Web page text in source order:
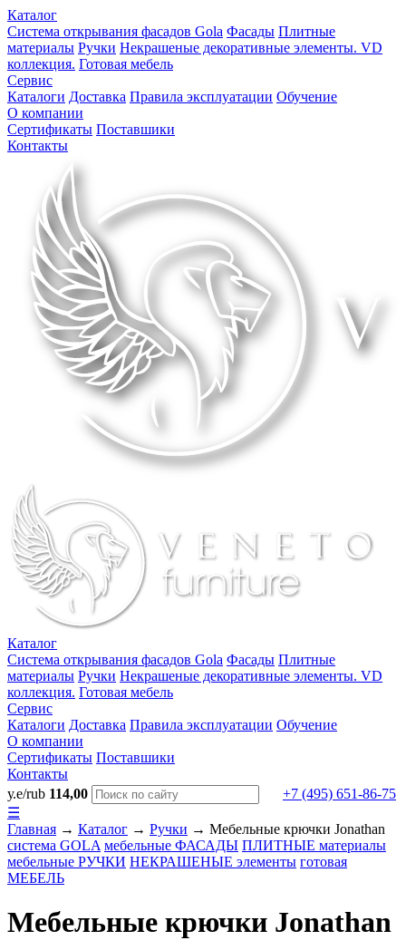
Каталог
Система открывания фасадов Gola Фасады Плитные
материалы Ручки Некрашеные декоративные элементы. VD
коллекция. Готовая мебель
Сервис
Каталоги Доставка Правила эксплуатации Обучение
О компании
Сертификаты Поставшики
Контакты
Каталог
Система открывания фасадов Gola Фасады Плитные
материалы Ручки Некрашеные декоративные элементы. VD
коллекция. Готовая мебель
Сервис
Каталоги Доставка Правила эксплуатации Обучение
О компании
Сертификаты Поставшики
Контакты
у.е/rub 114,00
+7 (495) 651-86-75
☰
Главная → Каталог → Ручки → Мебельные крючки Jonathan
система GOLA мебельные ФАСАДЫ ПЛИТНЫЕ материалы
мебельные РУЧКИ НЕКРАШЕНЫЕ элементы готовая
МЕБЕЛЬ
Мебельные крючки Jonathan